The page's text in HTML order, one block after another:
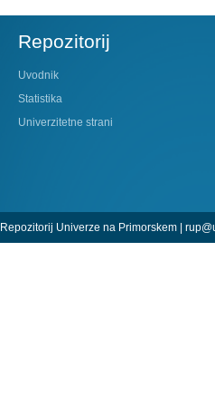
Repozitorij
Uvodnik
Statistika
Univerzitetne strani
Repozitorij Univerze na Primorskem |